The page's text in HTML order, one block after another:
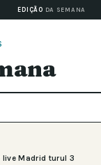
EDIÇÃO DA SEMANA
Madrid turul 3